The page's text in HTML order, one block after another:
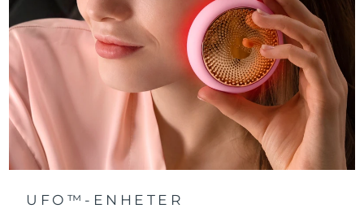
UFO™-ENHETER
Turkiet Förväntad leverans 11/08/2026
Förenade
Arabemiraten
Förväntad leverans 11/08/2026
Storbritannien Förväntad leverans10/08/2026
USA Förväntad leverans11/08/2026
Uzbekistan Förväntad leverans